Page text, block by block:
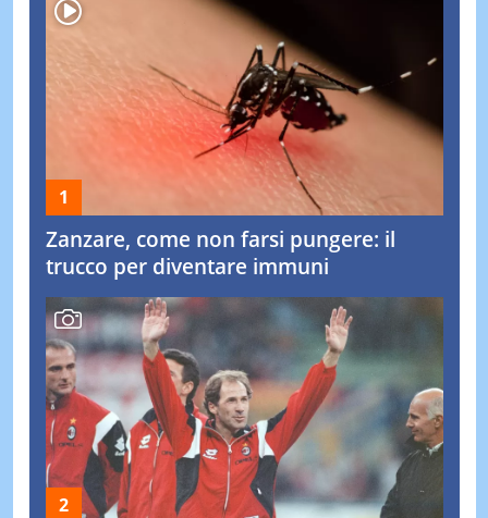
Zanzare, come non farsi pungere: il
trucco per diventare immuni